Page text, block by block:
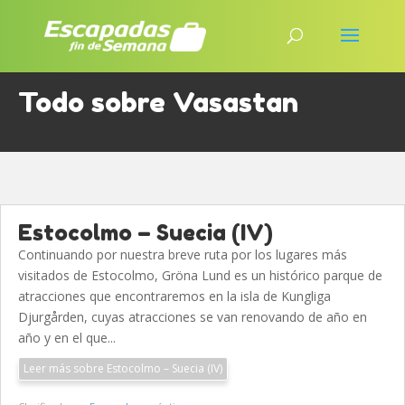
Todo sobre Vasastan
Estocolmo – Suecia (IV)
Continuando por nuestra breve ruta por los lugares más
visitados de Estocolmo, Gröna Lund es un histórico parque de
atracciones que encontraremos en la isla de Kungliga
Djurgården, cuyas atracciones se van renovando de año en
año y en el que...
Leer más sobre Estocolmo – Suecia (IV)